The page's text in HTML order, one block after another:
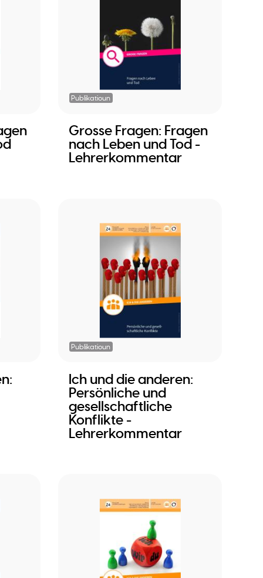
Publikatioun
Grosse Fragen: Fragen
nach Leben und Tod -
Lehrerkommentar
Publikatioun
Ich und die anderen:
Persönliche und
gesellschaftliche
Konflikte -
Lehrerkommentar